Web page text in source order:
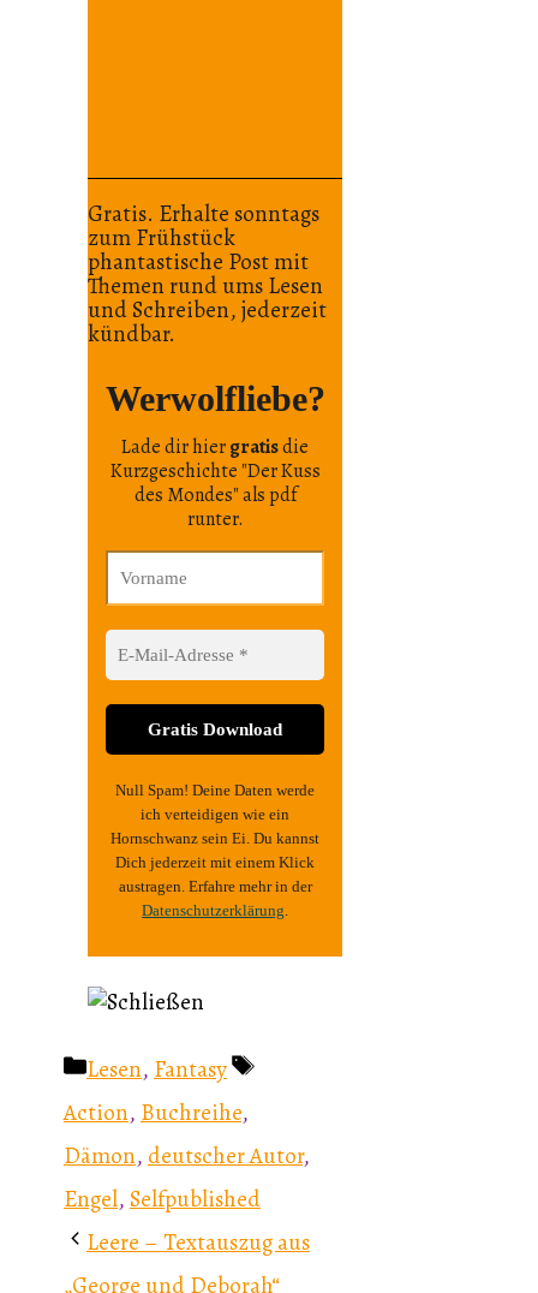
Gratis. Erhalte sonntags
zum Frühstück
phantastische Post mit
Themen rund ums Lesen
und Schreiben, jederzeit
kündbar.
Werwolfliebe?
Lade dir hiergratisdie
Kurzgeschichte "Der Kuss
des Mondes" als pdf
runter.
Null Spam! Deine Daten werde
ich verteidigen wie ein
Hornschwanz sein Ei. Du kannst
Dich jederzeit mit einem Klick
austragen. Erfahre mehr in der
Datenschutzerklärung
Kategorien
Lesen, Fantasy
Schlagwörter
Action, Buchreihe,
Dämon, deutscher Autor,
Engel,Selfpublished
Leere – Textauszug aus
„George und Deborah“